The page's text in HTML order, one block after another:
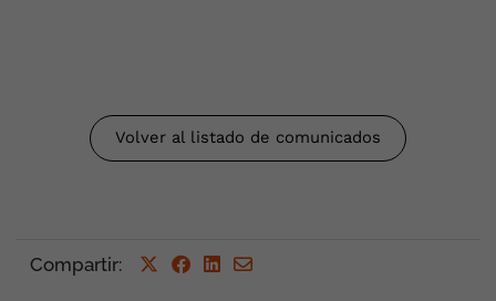
Volver al listado de comunicados
Compartir: